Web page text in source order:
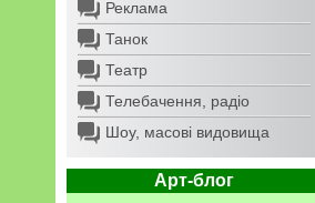
Реклама
Танок
Театр
Телебачення, радіо
Шоу, масові видовища
Арт-блог